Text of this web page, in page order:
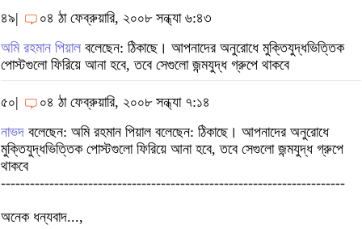
৪৯|
০৪ ঠা ফেব্রুয়ারি, ২০০৮ সন্ধ্যা ৬:৪৩
অমি রহমান পিয়াল বলেছেন: ঠিকাছে। আপনাদের অনুরোধে মুক্তিযুদ্ধভিত্তিক
পোস্টগুলো ফিরিয়ে আনা হবে, তবে সেগুলো জন্মযুদ্ধ গ্রুপে থাকবে
৫০|
০৪ ঠা ফেব্রুয়ারি, ২০০৮ সন্ধ্যা ৭:১৪
নাভদ বলেছেন: অমি রহমান পিয়াল বলেছেন: ঠিকাছে। আপনাদের অনুরোধে
মুক্তিযুদ্ধভিত্তিক পোস্টগুলো ফিরিয়ে আনা হবে, তবে সেগুলো জন্মযুদ্ধ গ্রুপে
থাকবে
-----------------------------------------------------------------------
অনেক ধন্যবাদ...,